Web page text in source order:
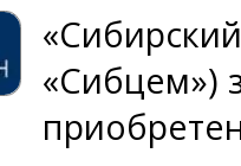
«Сибцем»)